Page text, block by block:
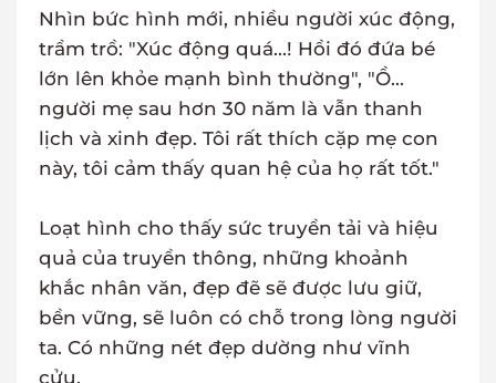
Nhìn bức hình mới, nhiều người xúc động,
trầm trồ: "Xúc động quá...! Hồi đó đứa bé
lớn lên khỏe mạnh bình thường", "Ồ...
người mẹ sau hơn 30 năm là vẫn thanh
lịch và xinh đẹp. Tôi rất thích cặp mẹ con
này, tôi cảm thấy quan hệ của họ rất tốt."
Loạt hình cho thấy sức truyền tải và hiệu
quả của truyền thông, những khoảnh
khắc nhân văn, đẹp đẽ sẽ được lưu giữ,
bền vững, sẽ luôn có chỗ trong lòng người
ta. Có những nét đẹp dường như vĩnh
cửu.